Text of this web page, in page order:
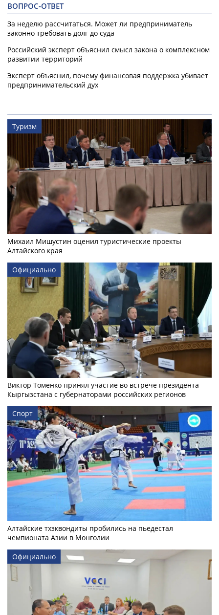
ВОПРОС-ОТВЕТ
За неделю рассчитаться. Может ли предприниматель
законно требовать долг до суда
Российский эксперт объяснил смысл закона о комплексном
развитии территорий
Эксперт объяснил, почему финансовая поддержка убивает
предпринимательский дух
Туризм
Михаил Мишустин оценил туристические проекты
Алтайского края
Официально
Виктор Томенко принял участие во встрече президента
Кыргызстана с губернаторами российских регионов
Спорт
Алтайские тхэквондиты пробились на пьедестал
чемпионата Азии в Монголии
Официально